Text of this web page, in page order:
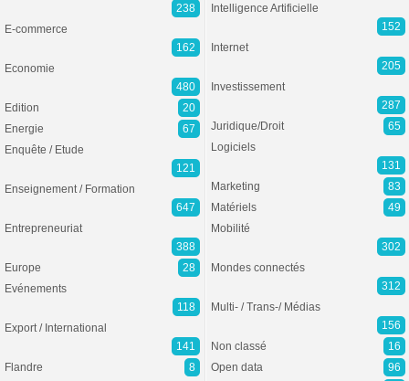
238
E-commerce
162
Economie
480
Edition
20
Energie
67
Enquête / Etude
121
Enseignement / Formation
647
Entrepreneuriat
388
Europe
28
Evénements
118
Export / International
141
Flandre
8
Intelligence Artificielle
152
Internet
205
Investissement
287
Juridique/Droit
65
Logiciels
131
Marketing
83
Matériels
49
Mobilité
302
Mondes connectés
312
Multi- / Trans-/ Médias
156
Non classé
16
Open data
96